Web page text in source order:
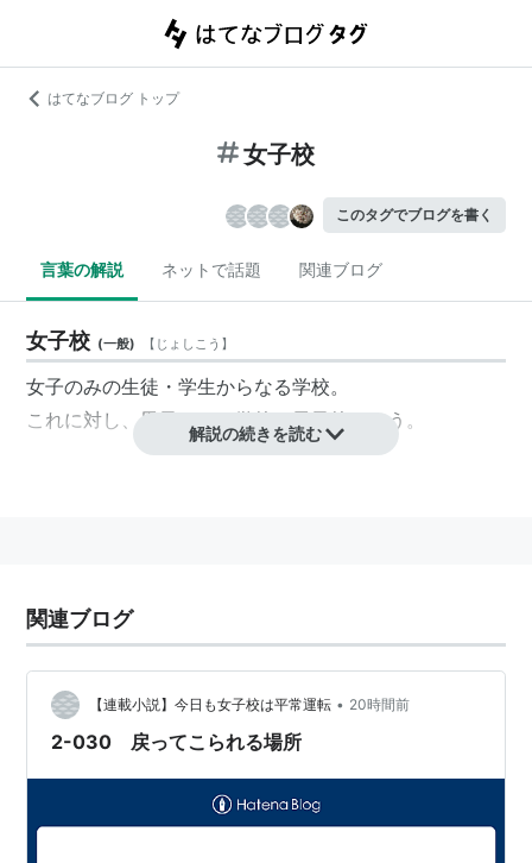
はてなブログ トップ
女子校
このタグでブログを書く
言葉の解説 ネットで話題 関連ブログ
女子校 (一般) 【 じょしこう 】
女子のみの生徒・学生からなる学校。
これに対し、男子のみの学校を男子校という。
解説の続きを読む
関連ブログ
【連載小説】今日も女子校は平常運転 • 20時間前
2-030 戻ってこられる場所